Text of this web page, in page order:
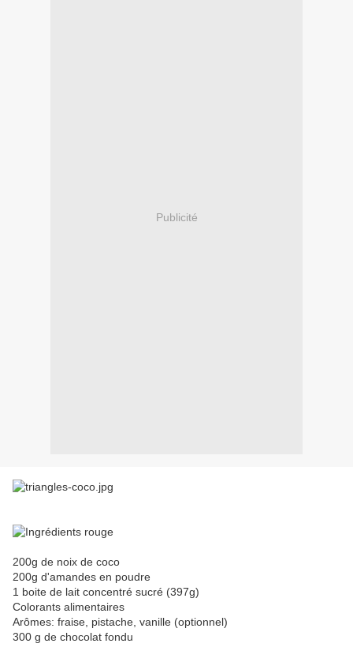
Publicité
200g de noix de coco
200g d'amandes en poudre
1 boite de lait concentré sucré (397g)
Colorants alimentaires
Arômes: fraise, pistache, vanille (optionnel)
300 g de chocolat fondu